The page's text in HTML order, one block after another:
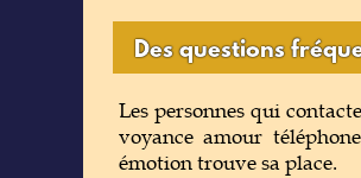
Des questions
Les personnes qui
voyance amour
émotion trouve sa place.